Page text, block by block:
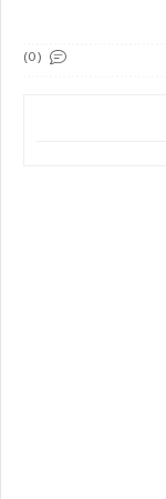
(0)